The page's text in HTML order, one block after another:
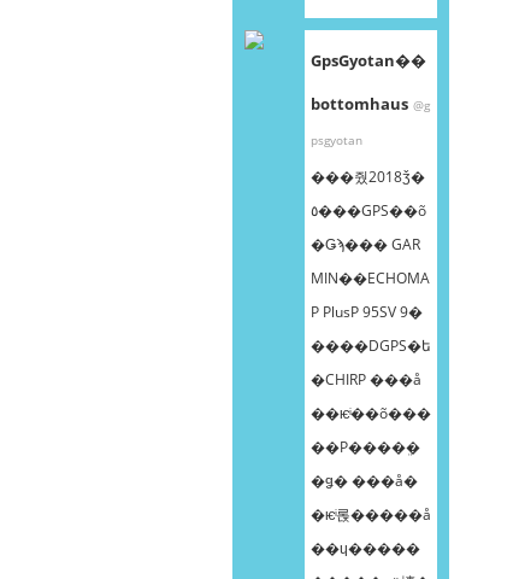
GpsGyotan��
bottomhaus @g
psgyotan
���줬2018ǯ�
٥���GPS��õ
�Ǥϡ��� GAR
MIN��ECHOMA
P PlusP 95SV 9�
����DGPS�ե
�CHIRP ���å
��ѥͥ��õ���
��Ρ����ܸ�
�ǥ� ���å�
�ѥͥ롡�����å
��ɥ�����